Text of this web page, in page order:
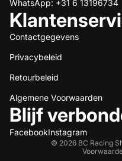
WhatsApp: +31 6 13196734
Contactgegevens
Privacybeleid
Retourbeleid
Algemene Voorwaarden
Blijf
FacebookInstagram
© 2026 BC Racing
Terugbetalingsbeleid
Privacybeleid
Algemene voorwaarden
Verzendbeleid
Contactgegevens